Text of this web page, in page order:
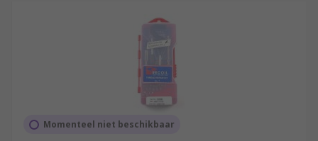
Momenteel niet beschikbaar